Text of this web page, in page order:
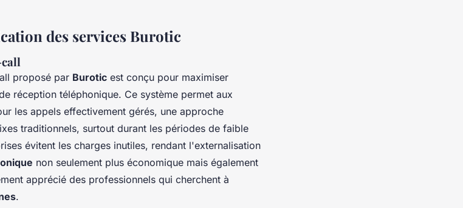
des services Burotic
proposé par Burotic est conçu pour maximiser
réception téléphonique. Ce système permet aux
les appels effectivement gérés, une approche
traditionnels, surtout durant les périodes de faible
évitent les charges inutiles, rendant l'externalisation
non seulement plus économique mais également
apprécié des professionnels qui cherchent à
.